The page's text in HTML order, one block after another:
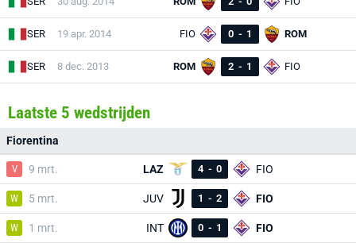
SER 19 apr. 2014 FIO 0 - 1 ROM
SER 8 dec. 2013 ROM 2 - 1 FIO
Laatste 5 wedstrijden
Fiorentina
V 9 mrt. LAZ 4 - 0 FIO
W 5 mrt. JUV 1 - 2 FIO
W 1 mrt. INT 0 - 1 FIO